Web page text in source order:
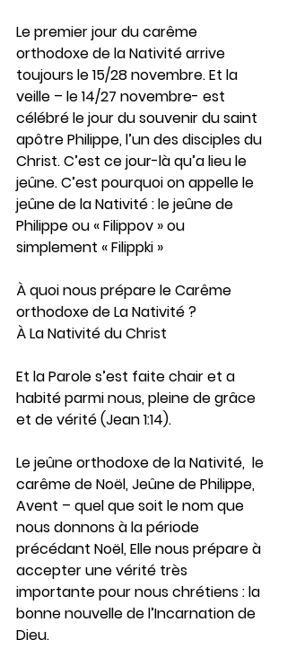
Le premier jour du carême
orthodoxe de la Nativité arrive
toujours le 15/28 novembre. Et la
veille – le 14/27 novembre- est
célébré le jour du souvenir du saint
apôtre Philippe, l’un des disciples du
Christ. C’est ce jour-là qu’a lieu le
jeûne. C’est pourquoi on appelle le
jeûne de la Nativité : le jeûne de
Philippe ou « Filippov » ou
simplement « Filippki »
À quoi nous prépare le Carême
orthodoxe de La Nativité ?
À La Nativité du Christ
Et la Parole s’est faite chair et a
habité parmi nous, pleine de grâce
et de vérité (Jean 1:14).
Le jeûne orthodoxe de la Nativité,  le
carême de Noël, Jeûne de Philippe,
Avent – quel que soit le nom que
nous donnons à la période
précédant Noël, Elle nous prépare à
accepter une vérité très
importante pour nous chrétiens : la
bonne nouvelle de l’Incarnation de
Dieu.